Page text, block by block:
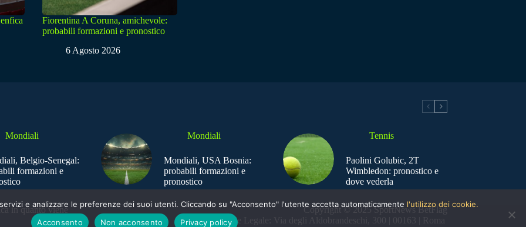
Fiorentina A Coruna, amichevole:
probabili formazioni e pronostico
6 Agosto 2026
Mondiali
Belgio-Senegal:
formazioni e
Mondiali
Mondiali, USA Bosnia:
probabili formazioni e
pronostico
Tennis
Paolini Golubic, 2T
Wimbledon: pronostico e
dove vederla
in quanto viene
Copyright © 2025 SportNews BetFlag
Sede Legale: Via degli Aldobrandeschi, 300 | 00163 | Roma
e analizzare le preferenze dei suoi utenti. Cliccando su "Acconsento" l'utente accetta automaticamente l'utilizzo dei cookie.
Acconsento
Non acconsento Privacy policy